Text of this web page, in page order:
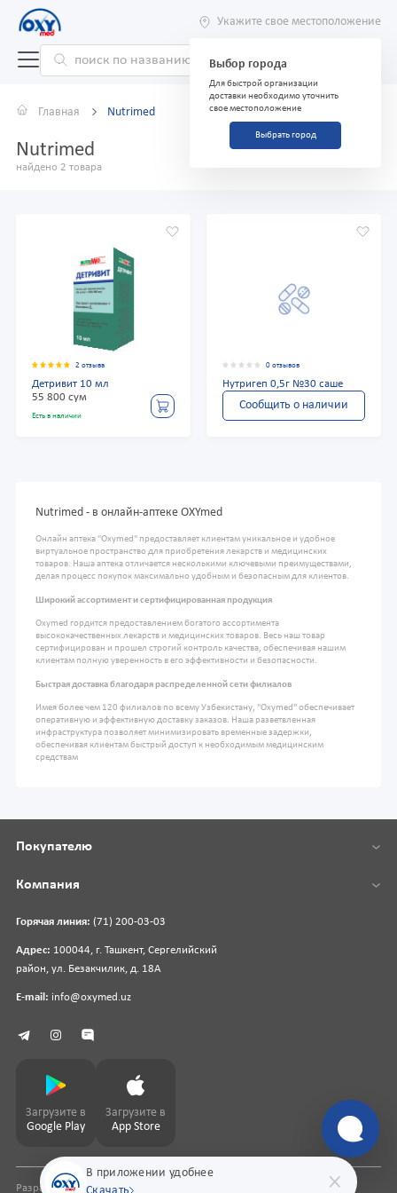
Укажите свое местоположение
Выбор города
Для быстрой организации
доставки необходимо уточнить
свое местоположение
Выбрать город
Главная Nutrimed
Nutrimed
найдено 2 товара
2 отзыва
Детривит 10 мл
55 800 сум
Есть в наличии
0 отзывов
Нутригеп 0,5г №30 саше
Сообщить о наличии
Nutrimed - в онлайн-аптеке OXYmed
Онлайн аптека "Oxymed" предоставляет клиентам уникальное и удобное
виртуальное пространство для приобретения лекарств и медицинских
товаров. Наша аптека отличается несколькими ключевыми преимуществами,
делая процесс покупок максимально удобным и безопасным для клиентов.
Широкий ассортимент и сертифицированная продукция
Oxymed гордится предоставлением богатого ассортимента
высококачественных лекарств и медицинских товаров. Весь наш товар
сертифицирован и прошел строгий контроль качества, обеспечивая нашим
клиентам полную уверенность в его эффективности и безопасности.
Быстрая доставка благодаря распределенной сети филиалов
Имея более чем 120 филиалов по всему Узбекистану, "Oxymed" обеспечивает
оперативную и эффективную доставку заказов. Наша разветвленная
инфраструктура позволяет минимизировать временные задержки,
обеспечивая клиентам быстрый доступ к необходимым медицинским
средствам
В приложении удобнее
Горячая линия: (71) 200-03-03
Адрес: 100044, г. Ташкент, Сергелийский
район, ул. Безакчилик, д. 18А
E-mail: info@oxymed.uz
Покупателю
Компания
Загрузите в
Google Play
Загрузите в
App Store
Разработка сайтаpharmit.uz